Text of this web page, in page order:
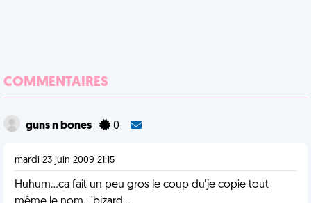
COMMENTAIRES
guns n bones 0
mardi 23 juin 2009 21:15
Huhum...ca fait un peu gros le coup du'je copie tout